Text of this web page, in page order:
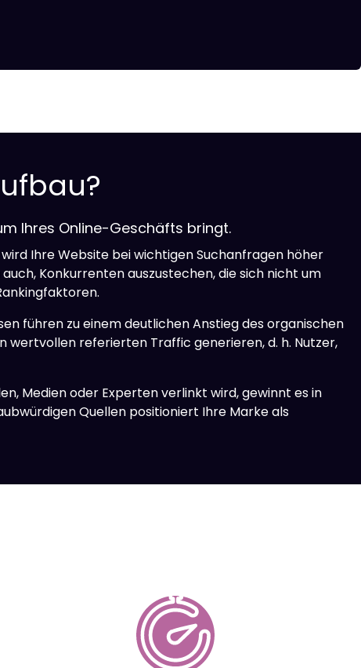
Ihres Online-Geschäfts bringt.
Ihre Website bei wichtigen Suchanfragen höher
Konkurrenten auszustechen, die sich nicht um
führen zu einem deutlichen Anstieg des organischen
referierten Traffic generieren, d. h. Nutzer,
Medien oder Experten verlinkt wird, gewinnt es in
Quellen positioniert Ihre Marke als